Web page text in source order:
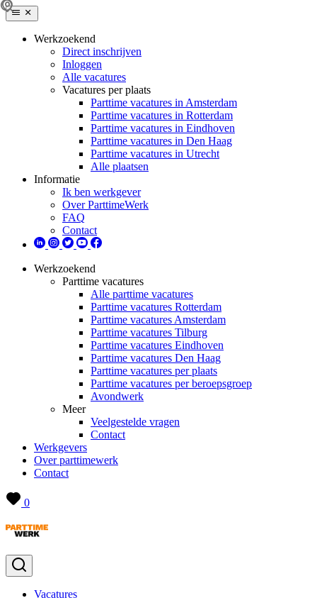
Werkzoekend
Direct inschrijven
Inloggen
Alle vacatures
Vacatures per plaats
Parttime vacatures in Amsterdam
Parttime vacatures in Rotterdam
Parttime vacatures in Eindhoven
Parttime vacatures in Den Haag
Parttime vacatures in Utrecht
Alle plaatsen
Informatie
Ik ben werkgever
Over ParttimeWerk
FAQ
Contact
Werkzoekend
Parttime vacatures
Alle parttime vacatures
Parttime vacatures Rotterdam
Parttime vacatures Amsterdam
Parttime vacatures Tilburg
Parttime vacatures Eindhoven
Parttime vacatures Den Haag
Parttime vacatures per plaats
Parttime vacatures per beroepsgroep
Avondwerk
Meer
Veelgestelde vragen
Contact
Werkgevers
Over parttimewerk
Contact
0
Vacatures